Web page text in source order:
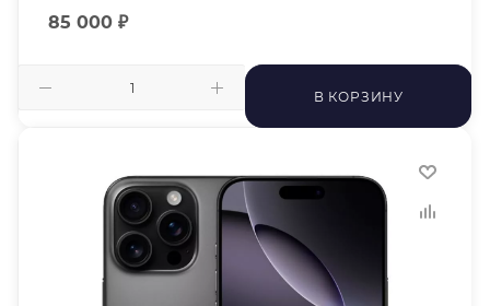
85 000 ₽
В КОРЗИНУ